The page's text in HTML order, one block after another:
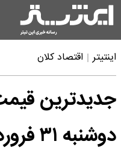
اینتیتر اقتصاد کلان
جدیدترین
دوشنبه ۳۱ فروردین ۱۴۰۵